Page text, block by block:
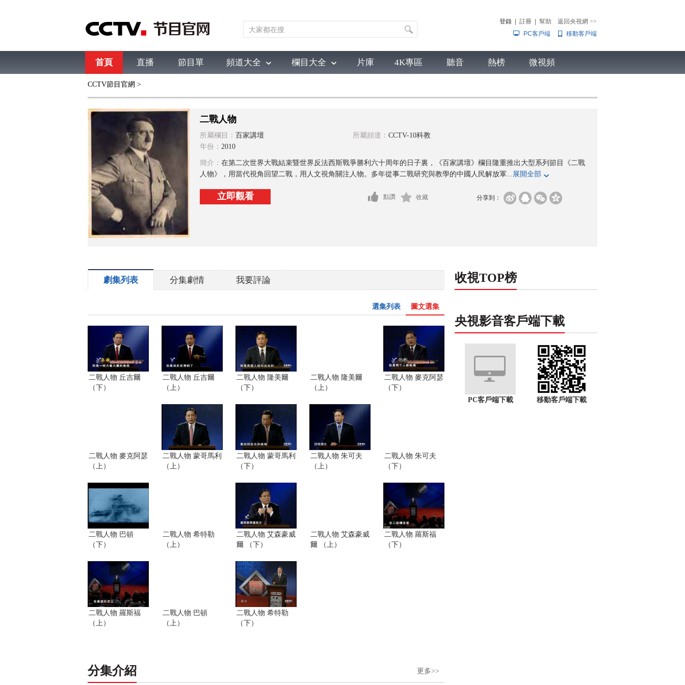
登錄 註冊 幫助 返回央視網 >>
PC客戶端
移動客戶端
首頁 直播 節目單 頻道大全 欄目大全
綜合 新聞 財經
片庫 4K專區 聽音 熱榜 微視頻
CCTV節目官網 >
二戰人物
所屬欄目： 百家講壇 所屬頻道： CCTV-10科教
年份： 2010
簡介： 在第二次世界大戰結束暨世界反法西斯戰爭勝利六十周年的日子裏，《百家講壇》欄目隆重推出大型系列節目《二戰
人物》，用當代視角回望二戰，用人文視角關注人物。多年從事二戰研究與教學的中國人民解放軍...展開全部
立即觀看 分享到：
點讚 收藏
劇集列表 分集劇情 我要評論
圖文選集
選集列表
二戰人物 丘吉爾
（下）
二戰人物 丘吉爾
（上）
二戰人物 隆美爾
（下）
二戰人物 隆美爾
（上）
二戰人物 麥克阿瑟
（下）
二戰人物 麥克阿瑟
（上）
二戰人物 蒙哥馬利
（上）
二戰人物 蒙哥馬利
（下）
二戰人物 朱可夫
（上）
二戰人物 朱可夫
（下）
二戰人物 巴頓
（下）
二戰人物 希特勒
（上）
二戰人物 艾森豪威
爾 （下）
二戰人物 艾森豪威
爾 （上）
二戰人物 羅斯福
（下）
二戰人物 羅斯福
（上）
二戰人物 巴頓
（上）
二戰人物 希特勒
（下）
分集介紹 更多>>
收視TOP榜
央視影音客戶端下載
PC客戶端下載 移動客戶端下載